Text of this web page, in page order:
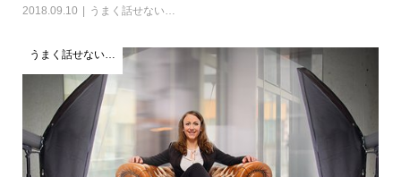
2018.09.10 うまく話せない…
うまく話せない…